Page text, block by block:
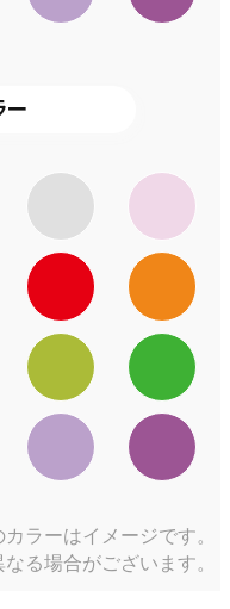
ラーはイメージです。
る場合がございます。